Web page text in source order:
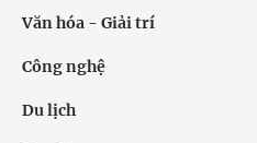
Văn hóa - Giải trí
Công nghệ
Du lịch